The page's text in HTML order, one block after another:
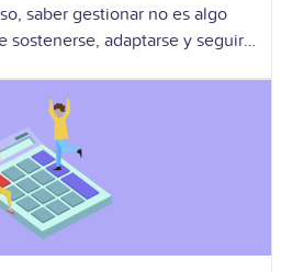
saber gestionar no es algo
sostenerse, adaptarse y seguir